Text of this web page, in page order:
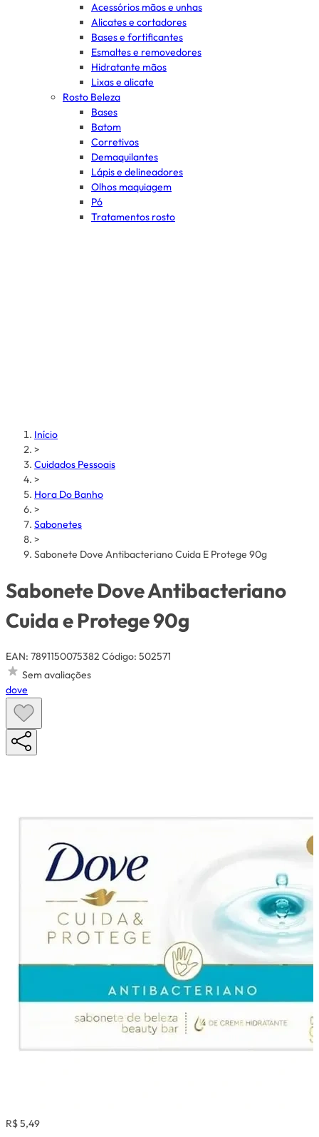
Acessórios mãos e unhas
Alicates e cortadores
Bases e fortificantes
Esmaltes e removedores
Hidratante mãos
Lixas e alicate
Rosto Beleza
Bases
Batom
Corretivos
Demaquilantes
Lápis e delineadores
Olhos maquiagem
Pó
Tratamentos rosto
Início
>
Cuidados Pessoais
>
Hora Do Banho
>
Sabonetes
>
Sabonete Dove Antibacteriano Cuida E Protege 90g
Sabonete Dove Antibacteriano
Cuida e Protege 90g
EAN: 7891150075382 Código: 502571
Sem avaliações
dove
R$ 5,49